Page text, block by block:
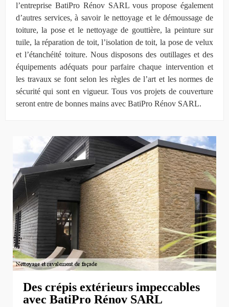
l’entreprise BatiPro Rénov SARL vous propose également
d’autres services, à savoir le nettoyage et le démoussage de
toiture, la pose et le nettoyage de gouttière, la peinture sur
tuile, la réparation de toit, l’isolation de toit, la pose de velux
et l’étanchéité toiture. Nous disposons des outillages et des
équipements adéquats pour parfaire chaque intervention et
les travaux se font selon les règles de l’art et les normes de
sécurité qui sont en vigueur. Tous vos projets de couverture
seront entre de bonnes mains avec BatiPro Rénov SARL.
Des crépis extérieurs impeccables
avec BatiPro Rénov SARL